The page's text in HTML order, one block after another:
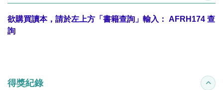
欲購買讀本，請於左上方「書籍查詢」輸入： AFRH174 查
詢
得獎紀錄 收合